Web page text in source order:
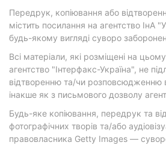
Передрук, копіювання або
містить посилання на агентство ІнА
будь-якому вигляді суворо
Всі матеріали, які розміщені на
агентство "Інтерфакс-Україна", не
відтворенню та/чи розповсюдженню
інакше як з письмового дозволу
Будь-яке копіювання, передрук та
фотографічних творів та/або
правовласника Getty Images —